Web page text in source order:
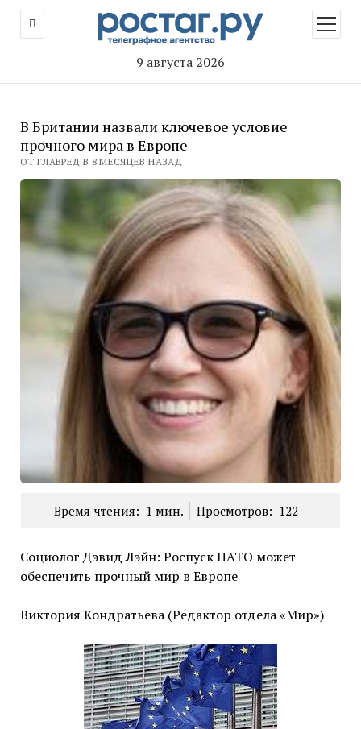
9 августа 2026
меню
В Британии назвали ключевое условие
прочного мира в Европе
ОТ ГЛАВРЕД В 8 МЕСЯЦЕВ НАЗАД
Время чтения: 1 мин. Просмотров: 122
Социолог Дэвид Лэйн: Роспуск НАТО может
обеспечить прочный мир в Европе
Виктория Кондратьева (Редактор отдела «Мир»)